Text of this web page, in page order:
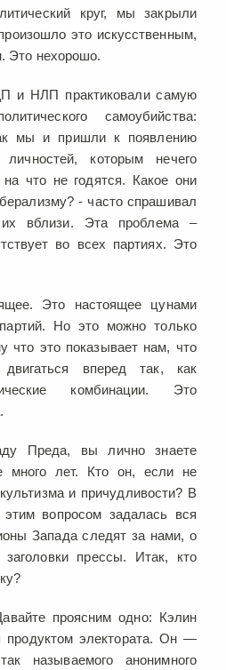
круг, мы закрыли
это искусственным,
Это нехорошо.
и НЛП практиковали самую
самоубийства:
мы и пришли к появлению
которым нечего
что не годятся. Какое они
- часто спрашивал
вблизи. Эта проблема –
во всех партиях. Это
Это настоящее цунами
Но это можно только
что это показывает нам, что
вперед так, как
комбинации. Это
Преда, вы лично знаете
много лет. Кто он, если не
и причудливости? В
вопросом задалась вся
Запада следят за нами, о
прессы. Итак, кто
проясним одно: Кэлин
продуктом электората. Он —
называемого анонимного